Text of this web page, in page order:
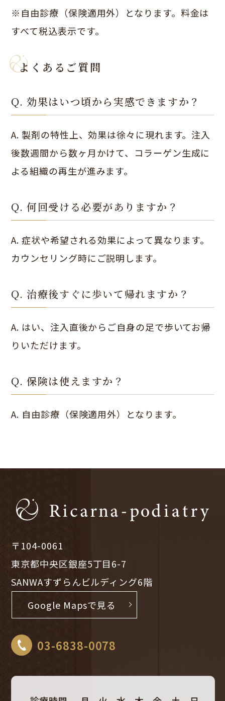
※自由診療（保険適用外）となります。料金は
すべて税込表示です。
よくあるご質問
Q. 効果はいつ頃から実感できますか？
A. 製剤の特性上、効果は徐々に現れます。注入
後数週間から数ヶ月かけて、コラーゲン生成に
よる組織の再生が進みます。
Q. 何回受ける必要がありますか？
A. 症状や希望される効果によって異なります。
カウンセリング時にご説明します。
Q. 治療後すぐに歩いて帰れますか？
A. はい、注入直後からご自身の足で歩いてお帰
りいただけます。
Q. 保険は使えますか？
A. 自由診療（保険適用外）となります。
〒104-0061
東京都中央区銀座5丁目6-7
SANWAすずらんビルディング6階
Google Mapsで見る
03-6838-0078